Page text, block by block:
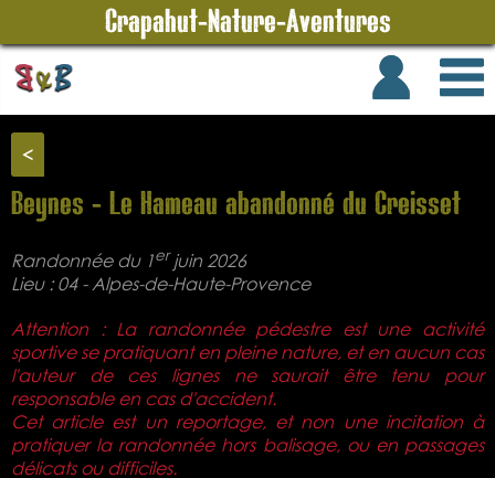
Crapahut-Nature-Aventures
<
Beynes - Le Hameau abandonné du Creisset
Randonnée du 1erjuin 2026
Lieu : 04 - Alpes-de-Haute-Provence
Attention : La randonnée pédestre est une activité
sportive se pratiquant en pleine nature, et en aucun cas
l'auteur de ces lignes ne saurait être tenu pour
responsable en cas d'accident.
Cet article est un reportage, et non une incitation à
pratiquer la randonnée hors balisage, ou en passages
délicats ou difficiles.